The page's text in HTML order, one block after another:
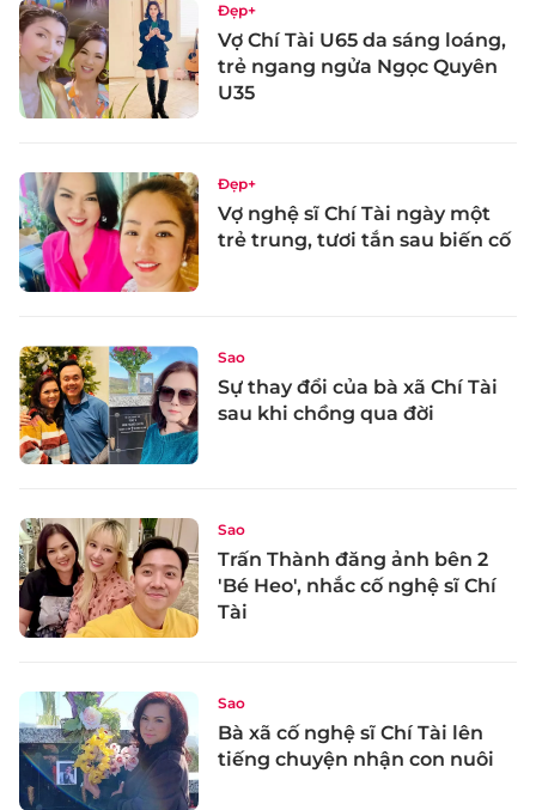
Đẹp+
Vợ Chí Tài U65 da sáng loáng,
trẻ ngang ngửa Ngọc Quyên
U35
Đẹp+
Vợ nghệ sĩ Chí Tài ngày một
trẻ trung, tươi tắn sau biến cố
Sao
Sự thay đổi của bà xã Chí Tài
sau khi chồng qua đời
Sao
Trấn Thành đăng ảnh bên 2
'Bé Heo', nhắc cố nghệ sĩ Chí
Tài
Sao
Bà xã cố nghệ sĩ Chí Tài lên
tiếng chuyện nhận con nuôi